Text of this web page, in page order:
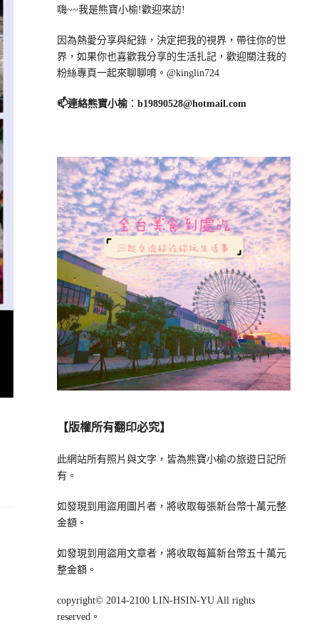
嗨~~我是熊寶小榆!歡迎來訪!
因為熱愛分享與紀錄，決定把我的視界，帶往你的世
界，如果你也喜歡我分享的生活扎記，歡迎關注我的
粉絲專頁一起來聊聊唷。@kinglin724
📫連絡熊寶小榆： b19890528@hotmail.com
【版權所有翻印必究】
此網站所有照片與文字，皆為熊寶小榆の旅遊日記所
有。
如發現到用盜用圖片者，將收取每張新台幣十萬元整
金額。
如發現到用盜用文章者，將收取每篇新台幣五十萬元
整金額。
copyright© 2014-2100 LIN-HSIN-YU All rights
reserved。